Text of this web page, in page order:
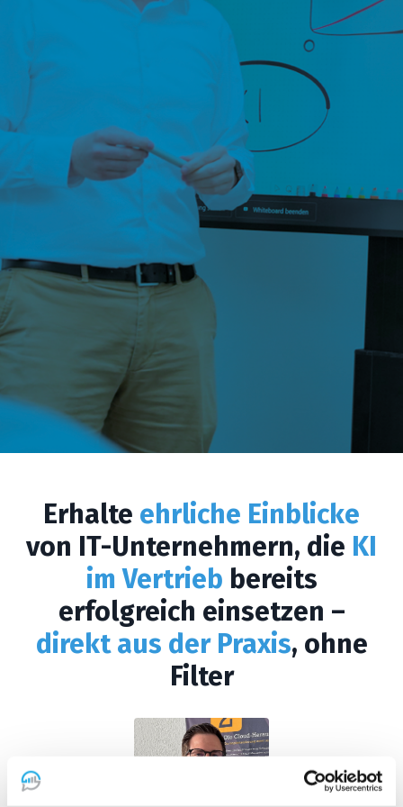
5 Tools, die Deinen Vertrieb skalieren
Du lernst, welche fünf KI-Tools Du kombinierst,
um mehr Kunden zu gewinnen.
Ein klarer Ablauf, keine Spielerei.
Einfach umsetzbar – auch ohne Marketingteam.
0 % Theorie
Keine Theorie: Du bekommst echte
heute schon in IT-Unternehmen laufen.
Mit konkreten Beispielen und klaren
Damit Du direkt umsetzen kannst –
zu testen.
Erhalte ehrliche Einblicke
von IT-Unternehmern, die KI
im Vertrieb bereits
erfolgreich einsetzen –
direkt aus der Praxis, ohne
Filter